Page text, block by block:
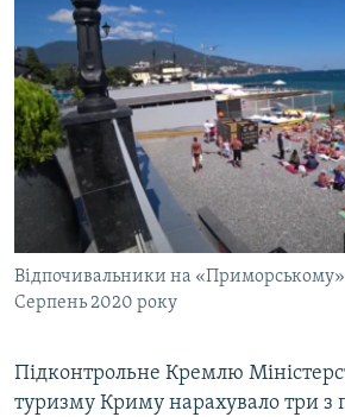
Відпочивальники на «Приморському»
Серпень 2020 року
Підконтрольне Кремлю
туризму Криму нарахувало три з